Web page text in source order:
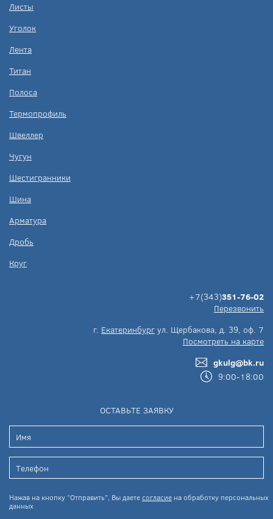
Листы
Уголок
Лента
Титан
Полоса
Термопрофиль
Швеллер
Чугун
Шестигранники
Шина
Арматура
Дробь
Круг
+7(343)351-76-02
Перезвонить
г. Екатеринбург ул. Щербакова, д. 39, оф. 7
Посмотреть на карте
gkulg@bk.ru
9:00-18:00
ОСТАВЬТЕ ЗАЯВКУ
Нажав на кнопку “Отправить”, Вы даетесогласие на обработку персональных
данных